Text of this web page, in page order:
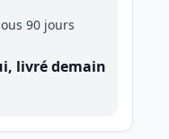
90 jours
livré demain